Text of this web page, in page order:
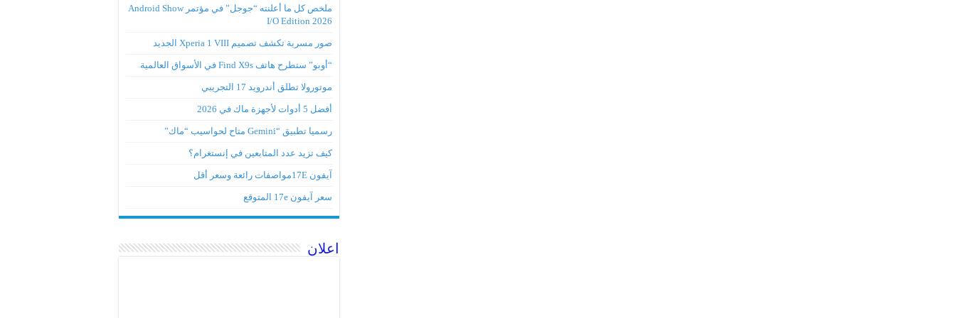
ملخص كل ما أعلنته “جوجل” في مؤتمر Android Show
I/O Edition 2026
صور مسربة تكشف تصميم Xperia 1 VIII الجديد
“أوبو” ستطرح هاتف Find X9s في الأسواق العالمية
موتورولا تطلق أندرويد 17 التجريبي
أفضل 5 أدوات لأجهزة ماك في 2026
رسميا تطبيق “Gemini متاح لحواسيب “ماك”
كيف تزيد عدد المتابعين في إنستغرام؟
آيفون 17Eمواصفات رائعة وسعر أقل
سعر آيفون 17e المتوقع
اعلان